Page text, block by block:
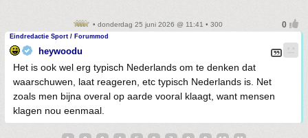
• donderdag 25 juni 2026 @ 11:41 • 300
Eindredactie Sport / Forummod
heywoodu
Het is ook wel erg typisch Nederlands om te denken dat
waarschuwen, laat reageren, etc typisch Nederlands is. Net
zoals men bijna overal op aarde vooral klaagt, want mensen
klagen nou eenmaal.